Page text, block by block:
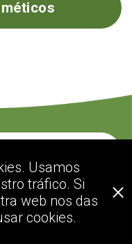
Usamos
tráfico. Si
web nos das
cookies.